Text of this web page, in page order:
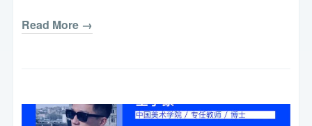
Read More →